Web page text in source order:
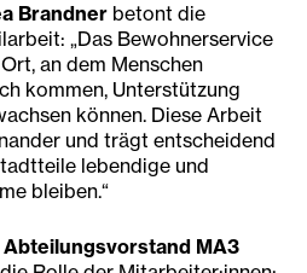
Brandner betont die
„Das Bewohnerservice
an dem Menschen
kommen, Unterstützung
können. Diese Arbeit
und trägt entscheidend
lebendige und
bleiben.“
MA3